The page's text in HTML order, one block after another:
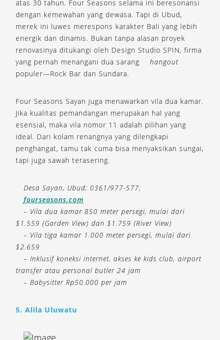
atas 30 tahun. Four Seasons selama ini beresonansi
dengan kemewahan yang dewasa. Tapi di Ubud,
merek ini luwes merespons karakter Bali yang lebih
energik dan dinamis. Bukan tanpa alasan proyek
renovasinya ditukangi oleh Design Studio SPIN, firma
yang pernah menangani dua sarang
hangout
populer—Rock Bar dan Sundara.
Four Seasons Sayan juga menawarkan vila dua kamar.
Jika kualitas pemandangan merupakan hal yang
esensial, maka vila nomor 11 adalah pilihan yang
ideal. Dari kolam renangnya yang dilengkapi
penghangat, tamu tak cuma bisa menyaksikan sungai,
tapi juga sawah terasering.
Desa Sayan, Ubud; 0361/977-577;
fourseasons.com
– Vila dua kamar 850 meter persegi, mulai dari
$1.559 (Garden View) dan $1.759 (River View)
– Vila tiga kamar 1.000 meter persegi, mulai dari
$2.659
– Inklusif koneksi internet, akses ke kids club, airport
transfer atau personal butler 24 jam
– Babysitter Rp50.000 per jam
5. Alila Uluwatu